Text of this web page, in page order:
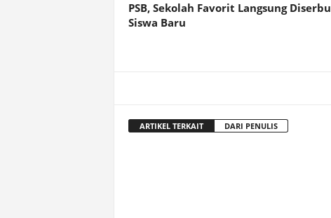
PSB, Sekolah Favorit Langsung Diserbu
Siswa Baru
ARTIKEL TERKAIT DARI PENULIS